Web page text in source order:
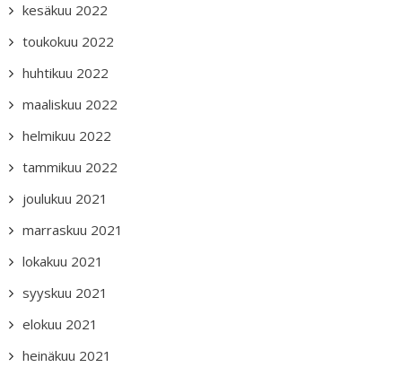
kesäkuu 2022
toukokuu 2022
huhtikuu 2022
maaliskuu 2022
helmikuu 2022
tammikuu 2022
joulukuu 2021
marraskuu 2021
lokakuu 2021
syyskuu 2021
elokuu 2021
heinäkuu 2021